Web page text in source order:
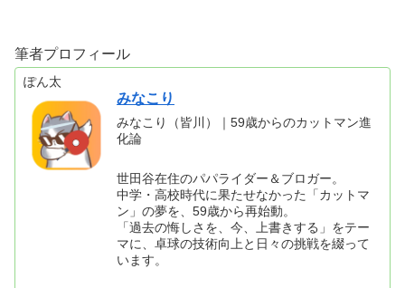
筆者プロフィール
ぽん太
みなこり
みなこり（皆川）｜59歳からのカットマン進
化論
世田谷在住のパパライダー＆ブロガー。
中学・高校時代に果たせなかった「カットマ
ン」の夢を、59歳から再始動。
「過去の悔しさを、今、上書きする」をテー
マに、卓球の技術向上と日々の挑戦を綴って
います。